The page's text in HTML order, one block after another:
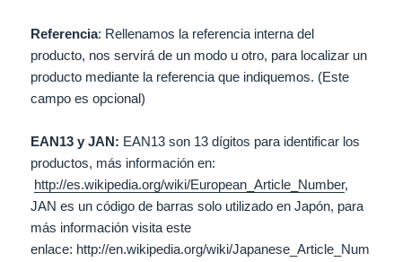
Referencia: Rellenamos la referencia interna del
producto, nos servirá de un modo u otro, para localizar un
producto mediante la referencia que indiquemos. (Este
campo es opcional)
EAN13 y JAN: EAN13 son 13 dígitos para identificar los
productos, más información en:
http://es.wikipedia.org/wiki/European_Article_Number,
JAN es un código de barras solo utilizado en Japón, para
más información visita este
enlace: http://en.wikipedia.org/wiki/Japanese_Article_Num